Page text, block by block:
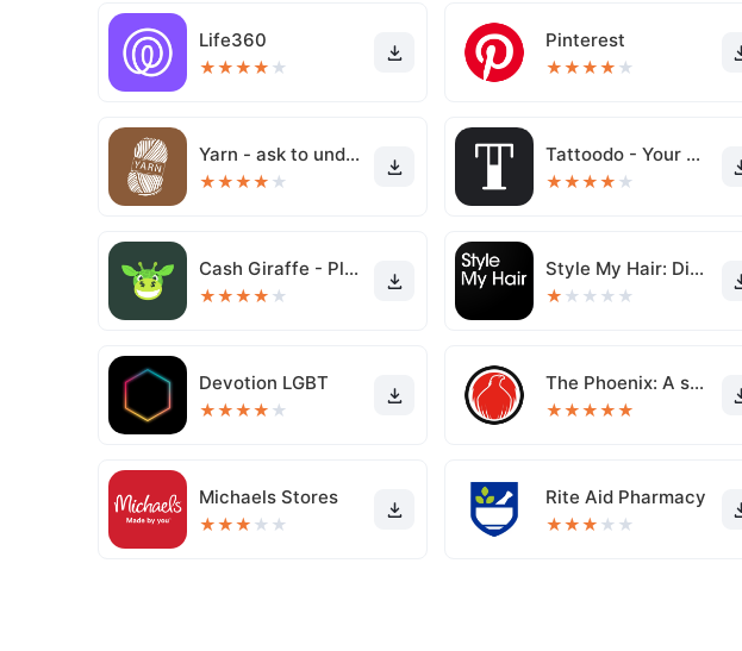
Life360
★★★★ ★
Pinterest
★★★★ ★
Yarn - ask to understand
★★★★ ★
Tattoodo - Your Next Tattoo
★★★★ ★
Cash Giraffe - Play and earn
★★★★ ★
Style My Hair: Discover Your N
★ ★ ★ ★ ★
Devotion LGBT
★★★★ ★
The Phoenix: A sober community
★★★★★
Michaels Stores
★★★ ★ ★
Rite Aid Pharmacy
★★★ ★ ★